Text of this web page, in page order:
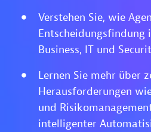
Verstehen Sie, wie
Entscheidungsfindung
Business, IT und
Lernen Sie mehr über
Herausforderungen
und
intelligenter